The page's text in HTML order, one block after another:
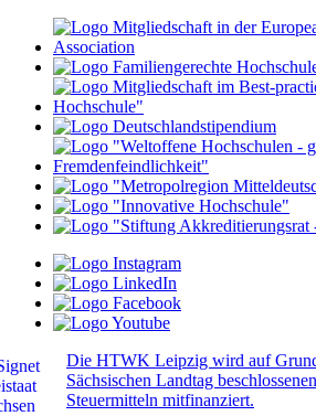
Die HTWK Leipzig wird auf
Sächsischen Landtag
Steuermitteln mitfinanziert.